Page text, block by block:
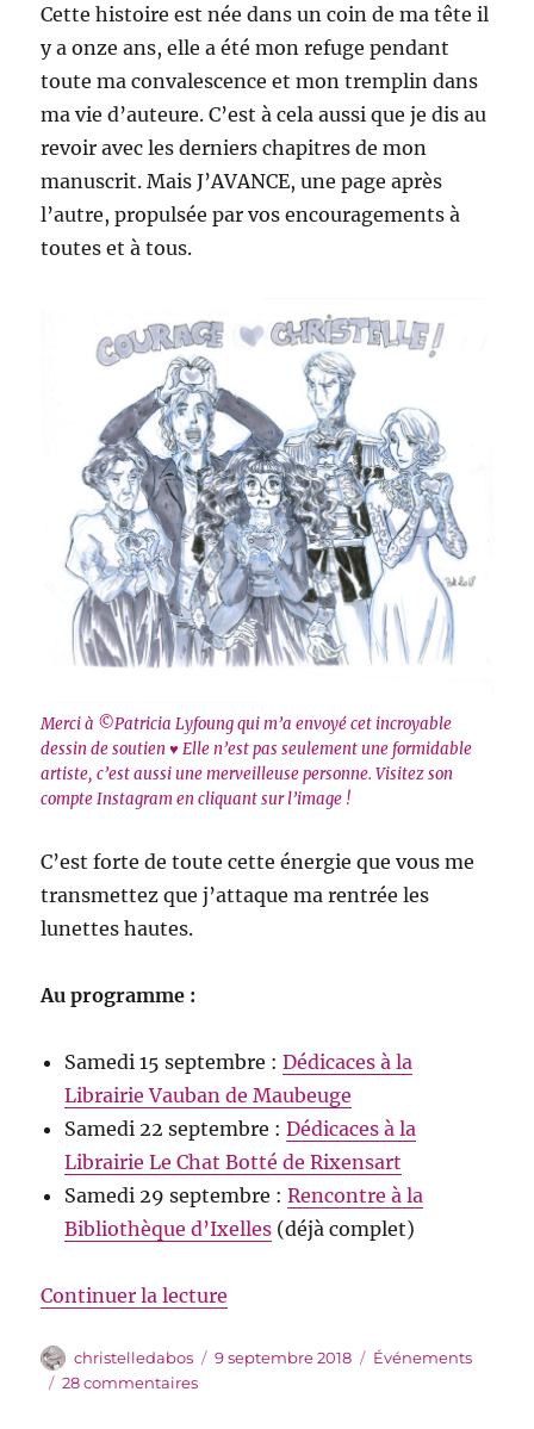
Cette histoire est née dans un coin de ma tête il
y a onze ans, elle a été mon refuge pendant
toute ma convalescence et mon tremplin dans
ma vie d’auteure. C’est à cela aussi que je dis au
revoir avec les derniers chapitres de mon
manuscrit. Mais J’AVANCE, une page après
l’autre, propulsée par vos encouragements à
toutes et à tous.
Merci à ©Patricia Lyfoung qui m’a envoyé cet incroyable
dessin de soutien ♥ Elle n’est pas seulement une formidable
artiste, c’est aussi une merveilleuse personne. Visitez son
compte Instagram en cliquant sur l’image !
C’est forte de toute cette énergie que vous me
transmettez que j’attaque ma rentrée les
lunettes hautes.
Au programme :
Samedi 15 septembre :Dédicaces à la
Librairie Vauban de Maubeuge
Samedi 22 septembre :Dédicaces à la
Librairie Le Chat Botté de Rixensart
Samedi 29 septembre :Rencontre à la
Bibliothèque d’Ixelles (déjà complet)
Continuer la lecture
Auteur
christelledabos
Publié
9 septembre 2018 Catégories
Événements
28 commentairessur